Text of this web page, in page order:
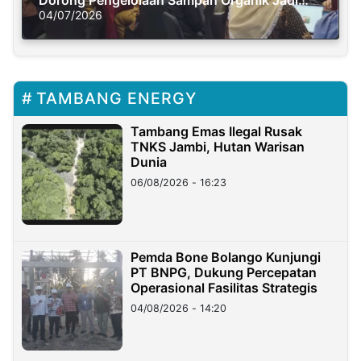
Solusi Krisis Iklim
04/07/2026
TAMBANG ENERGY
Tambang Emas Ilegal Rusak
TNKS Jambi, Hutan Warisan
Dunia
06/08/2026 - 16:23
Pemda Bone Bolango Kunjungi
PT BNPG, Dukung Percepatan
Operasional Fasilitas Strategis
04/08/2026 - 14:20